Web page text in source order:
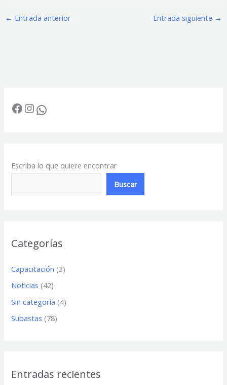
← Entrada anterior Entrada siguiente →
Escriba lo que quiere encontrar
Buscar
Categorías
Capacitación (3)
Noticias (42)
Sin categoría (4)
Subastas (78)
Entradas recientes